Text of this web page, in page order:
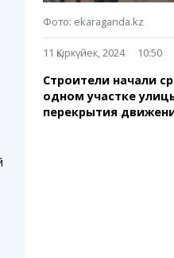
Фото: ekaraganda.kz
11 Қыркүйек, 2024 10:50
Строители начали
одном участке
перекрытия